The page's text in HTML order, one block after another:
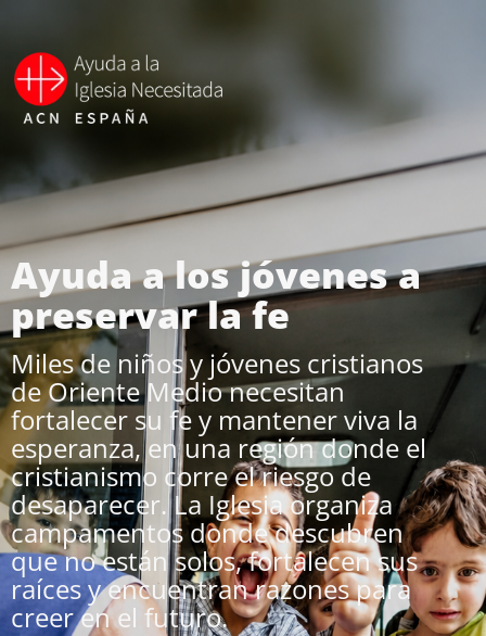
Ayuda a los jóvenes a
preservar la fe
Miles de niños y jóvenes cristianos
de Oriente Medio necesitan
fortalecer su fe y mantener viva la
esperanza, en una región donde el
cristianismo corre el riesgo de
desaparecer. La Iglesia organiza
campamentos donde descubren
que no están solos, fortalecen sus
raíces y encuentran razones para
creer en el futuro.